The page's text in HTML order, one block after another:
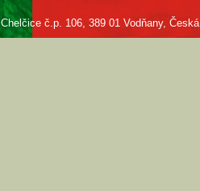
č.p. 106, 389 01 Vodňany,